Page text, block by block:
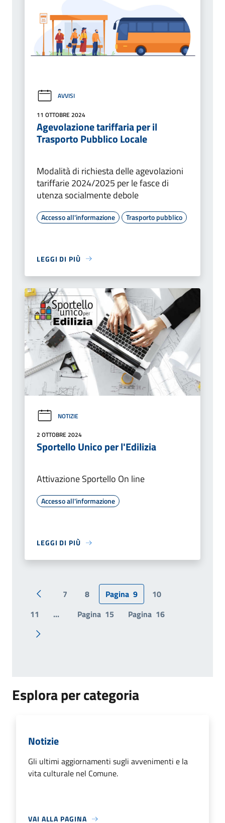
AVVISI
11 OTTOBRE 2024
Agevolazione tariffaria per il
Trasporto Pubblico Locale
Modalità di richiesta delle agevolazioni
tariffarie 2024/2025 per le fasce di
utenza socialmente debole
Accesso all'informazione Trasporto pubblico
LEGGI DI PIÙ
NOTIZIE
2 OTTOBRE 2024
Sportello Unico per l'Edilizia
Attivazione Sportello On line
Accesso all'informazione
LEGGI DI PIÙ
Pagina precedente
7 8 Pagina 9
10
11
... Pagina 15 Pagina 16
Pagina successiva
Esplora per categoria
Notizie
Gli ultimi aggiornamenti sugli avvenimenti e la
vita culturale nel Comune.
VAI ALLA PAGINA